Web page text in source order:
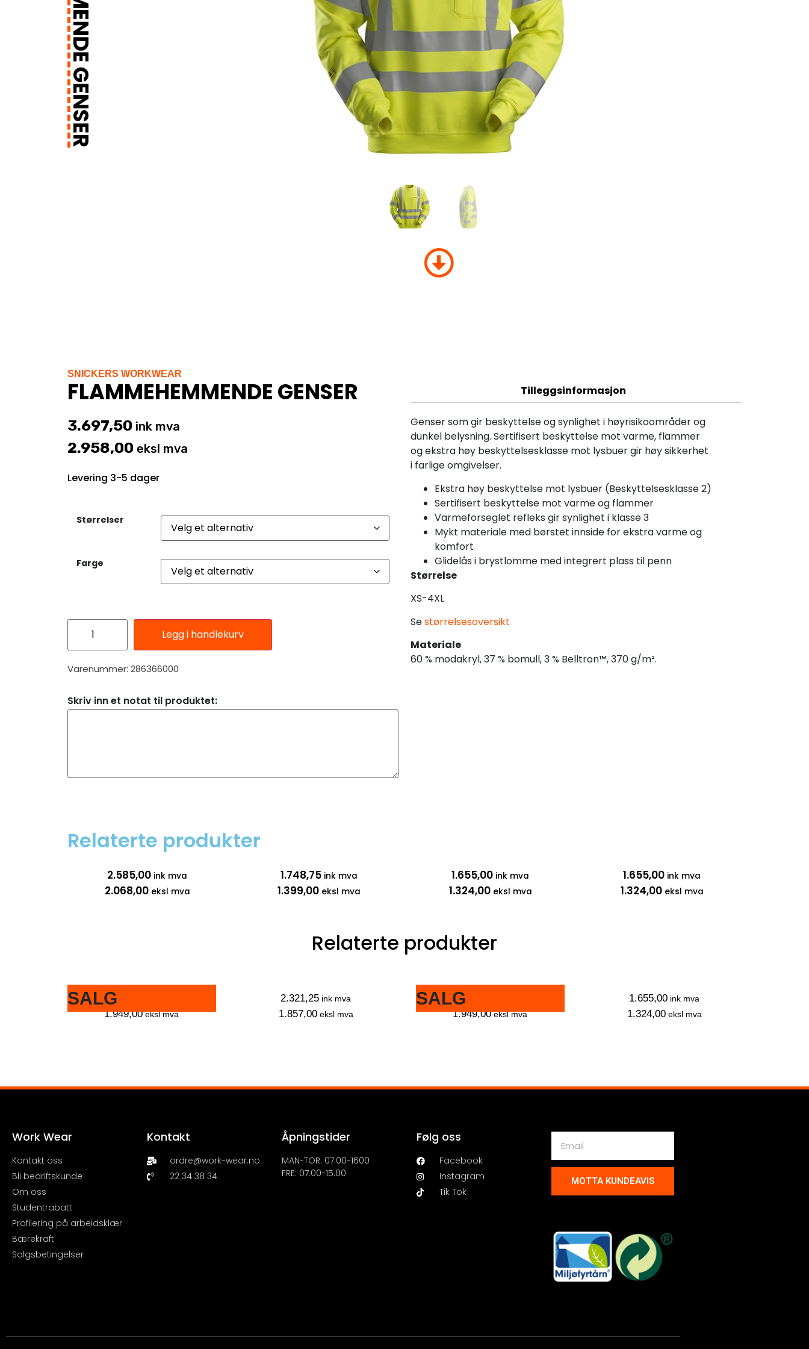
SNICKERS WORKWEAR
FLAMMEHEMMENDE GENSER
3.697,50 ink mva
2.958,00 eksl mva
Levering 3-5 dager
Størrelser
Farge
Legg i handlekurv
Varenummer: 286366000
Skriv inn et notat til produktet:
Tilleggsinformasjon
Genser som gir beskyttelse og synlighet i høyrisikoområder og
dunkel belysning. Sertifisert beskyttelse mot varme, flammer
og ekstra høy beskyttelsesklasse mot lysbuer gir høy sikkerhet
i farlige omgivelser.
Ekstra høy beskyttelse mot lysbuer (Beskyttelsesklasse 2)
Sertifisert beskyttelse mot varme og flammer
Varmeforseglet refleks gir synlighet i klasse 3
Mykt materiale med børstet innside for ekstra varme og
komfort
Glidelås i brystlomme med integrert plass til penn
Størrelse
XS-4XL
Sestørrelsesoversikt
Materiale
60 % modakryl, 37 % bomull, 3 % Belltron™, 370 g/m².
Relaterte produkter
2.585,00 ink mva
2.068,00eksl mva
1.748,75ink mva
1.399,00eksl mva
1.655,00 ink mva
1.324,00eksl mva
1.655,00 ink mva
1.324,00eksl mva
Relaterte produkter
SALG2.436,25
1.949,00eksl mva
2.321,25 ink mva
1.857,00eksl mva
SALG2.436,25
1.949,00eksl mva
1.655,00 ink mva
1.324,00eksl mva
Work Wear
Kontakt oss
Bli bedriftskunde
Om oss
Studentrabatt
Profilering på arbeidsklær
Bærekraft
Salgsbetingelser
Kontakt
ordre@work-wear.no
22 34 38 34
Åpningstider
MAN-TOR: 07.00-1600
FRE: 07.00-15.00
Følg oss
Facebook
Instagram
Tik Tok
MOTTA KUNDEAVIS